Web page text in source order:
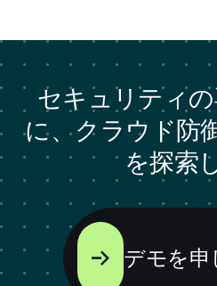
セキュリティ
に、クラウド防
を探索
デモを申